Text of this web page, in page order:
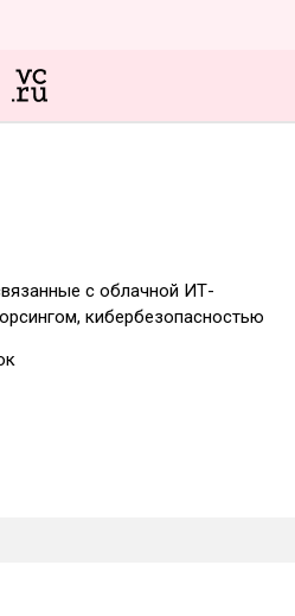
с облачной ИТ-
кибербезопасностью